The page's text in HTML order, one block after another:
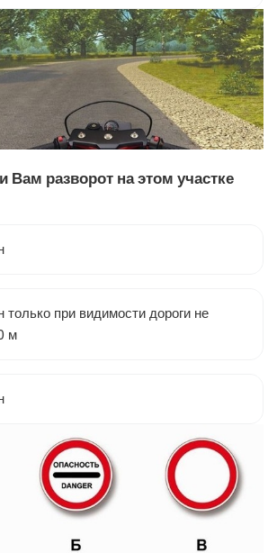
Вам разворот на этом участке
только при видимости дороги не
м